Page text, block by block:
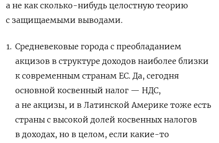
а не как сколько-нибудь целостную теорию
с защищаемыми выводами.
Средневековые города с преобладанием
акцизов в структуре доходов наиболее близки
к современным странам ЕС. Да, сегодня
основной косвенный налог — НДС,
а не акцизы, и в Латинской Америке тоже есть
страны с высокой долей косвенных налогов
в доходах, но в целом, если какие-то